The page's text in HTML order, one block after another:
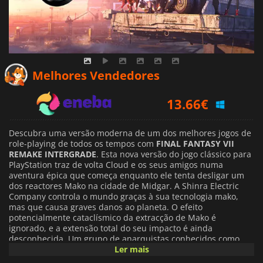
Melhores Vendedores
13.66€
55.09€
Descubra uma versão moderna de um dos melhores jogos de
role-playing de todos os tempos com FINAL FANTASY VII
REMAKE INTERGRADE. Esta nova versão do jogo clássico para
PlayStation traz de volta Cloud e os seus amigos numa
aventura épica que começa enquanto ele tenta desligar um
dos reactores Mako na cidade de Midgar. A Shinra Electric
Company controla o mundo graças à sua tecnologia mako,
mas que causa graves danos ao planeta. O efeito
potencialmente cataclísmico da extracção de Mako é
ignorado, e a extensão total do seu impacto é ainda
desconhecida. Um grupo de anarquistas conhecidos como
Avalanche está a tentar deter a Shinra a todo o custo. Você é
Ler mais